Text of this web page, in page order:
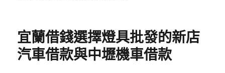
宜蘭借錢選擇燈具批發的新店
汽車借款與中壢機車借款